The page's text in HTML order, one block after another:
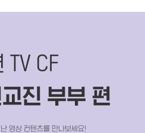
TV CF
진 부부 편
영상 컨텐츠를 만나보세요!